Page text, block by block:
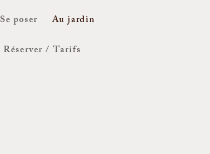
Se poser
Au jardin
Réserver / Tarifs